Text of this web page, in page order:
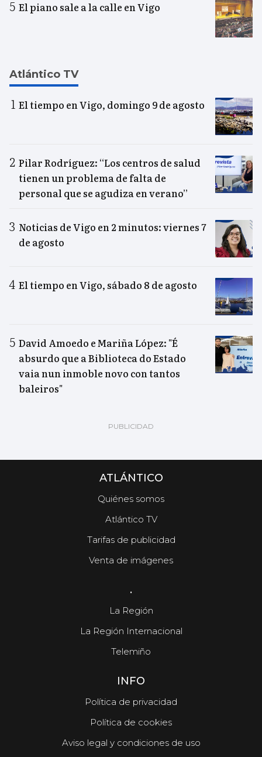
El piano sale a la calle en Vigo
Atlántico TV
El tiempo en Vigo, domingo 9 de agosto
Pilar Rodríguez: “Los centros de salud
tienen un problema de falta de
personal que se agudiza en verano”
Noticias de Vigo en 2 minutos: viernes 7
de agosto
El tiempo en Vigo, sábado 8 de agosto
David Amoedo e Mariña López: "É
absurdo que a Biblioteca do Estado
vaia nun inmoble novo con tantos
baleiros"
ATLÁNTICO
Quiénes somos
Atlántico TV
Tarifas de publicidad
Venta de imágenes
.
La Región
La Región Internacional
Telemiño
INFO
Política de privacidad
Política de cookies
Aviso legal y condiciones de uso